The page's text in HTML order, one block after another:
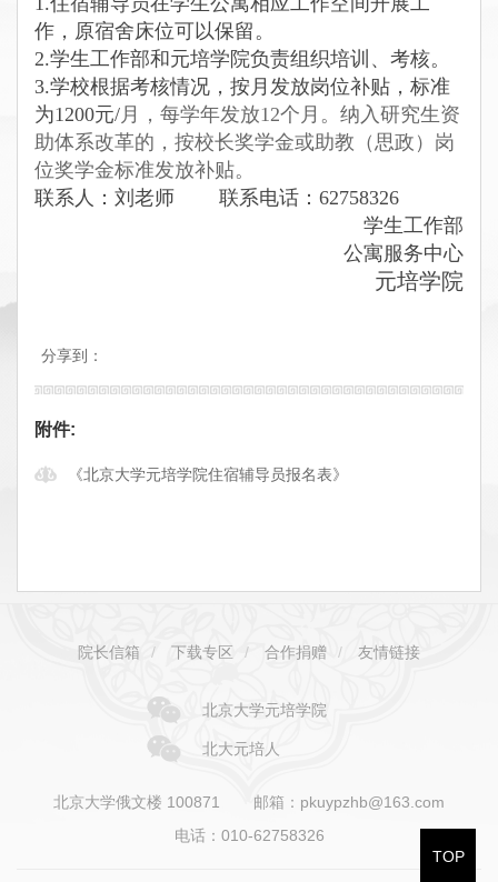
作，原宿舍床位可以保留。
2.学生工作部和元培学院负责组织培训、考核。
3.学校根据考核情况，按月发放岗位补贴，标准
为1200元/ 月，每学年发放12个月。纳入研究生资
助体系改革的，按校长奖学金或助教（思政）岗
位奖学金标准发放补贴。
联系人：刘老师 联系电话：62758326
学生工作部
公寓服务中心
元培学院
分享到：
附件:
《北京大学元培学院住宿辅导员报名表》
TOP
院长信箱 / 下载专区 / 合作捐赠 / 友情链接
北京大学元培学院
北大元培人
北京大学俄文楼 100871
邮箱：pkuypzhb@163.com
电话：010-62758326